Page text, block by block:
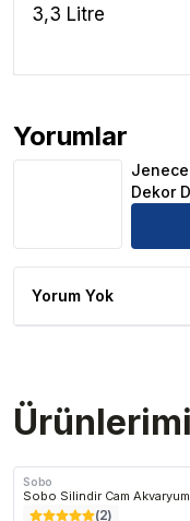
3,3 Litre
Yorumlar
Jenece XL30 Set
Dekor
Yorum Yok
Sobo
Sobo Silindir Cam
(2)